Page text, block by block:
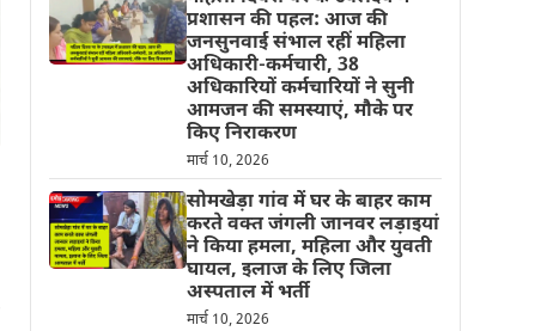
प्रशासन की पहल: आज की
जनसुनवाई संभाल रहीं महिला
अधिकारी-कर्मचारी, 38
अधिकारियों कर्मचारियों ने सुनी
आमजन की समस्याएं, मौके पर
किए निराकरण
मार्च 10, 2026
सोमखेड़ा गांव में घर के बाहर काम
करते वक्त जंगली जानवर लड़ाइयां
ने किया हमला, महिला और युवती
घायल, इलाज के लिए जिला
अस्पताल में भर्ती
मार्च 10, 2026